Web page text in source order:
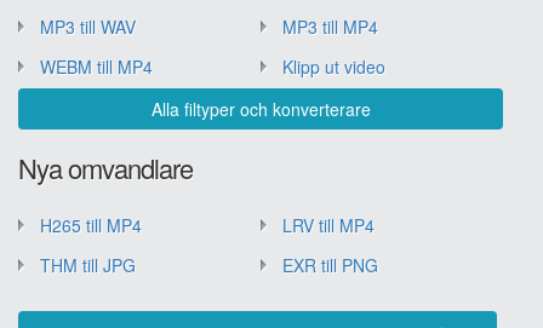
MP3 till WAV
MP3 till MP4
WEBM till MP4
Klipp ut video
Alla filtyper och konverterare
Nya omvandlare
H265 till MP4
LRV till MP4
THM till JPG
EXR till PNG